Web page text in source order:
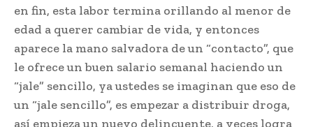
en fin, esta labor termina orillando al menor de
edad a querer cambiar de vida, y entonces
aparece la mano salvadora de un “contacto”, que
le ofrece un buen salario semanal haciendo un
“jale” sencillo, ya ustedes se imaginan que eso de
un “jale sencillo”, es empezar a distribuir droga,
así empieza un nuevo delincuente, a veces logra